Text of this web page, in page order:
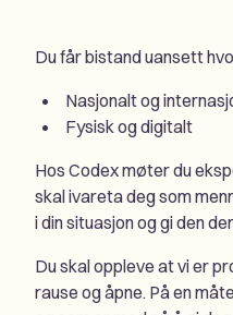
Du får bistand uansett
Nasjonalt og
Fysisk og digitalt
Hos Codex møter du
skal ivareta deg som
i din situasjon og gi den
Du skal oppleve at vi er
rause og åpne. På en